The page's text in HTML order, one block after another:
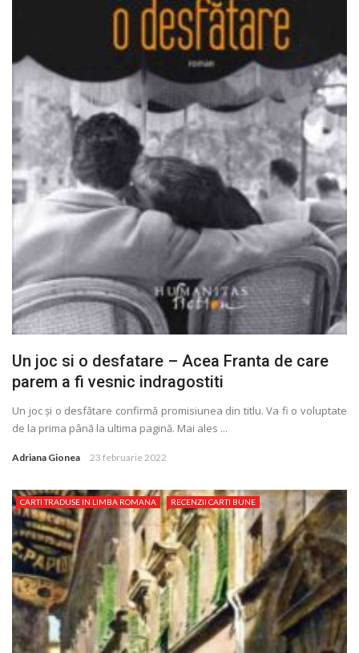
Un joc si o desfatare – Acea Franta de care
parem a fi vesnic indragostiti
Un joc și o desfătare confirmă promisiunea din titlu. Va fi o voluptate
de la prima până la ultima pagină. Mai ales ...
Adriana Gionea 23 februarie 2022
CARTI TRADUSE IN LIMBA ROMANA RECENZII CARTI BUNE